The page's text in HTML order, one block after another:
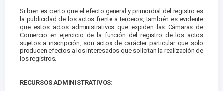
Si bien es cierto que el efecto general y primordial del registro es
la publicidad de los actos frente a terceros, también es evidente
que estos actos administrativos que expiden las Cámaras de
Comercio en ejercicio de la función del registro de los actos
sujetos a inscripción, son actos de carácter particular que solo
producen efectos a los interesados que solicitan la realización de
los registros.
RECURSOS ADMINISTRATIVOS: